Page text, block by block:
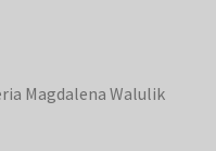
Magdalena Walulik